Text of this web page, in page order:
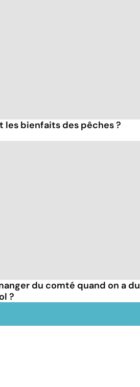
les bienfaits des pêches ?
du comté quand on a du
?